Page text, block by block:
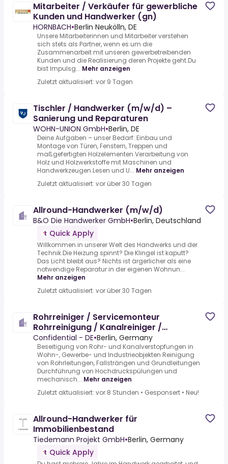
Mitarbeiter / Verkäufer für gewerbliche
Kunden und Handwerker (gn)
HORNBACH•Berlin Neukölln, DE
Unsere Mitarbeiterinnen und Mitarbeiter verstehen
sich stets als Partner, wenn es um die
Zusammenarbeit mit unseren gewerbetreibenden
Kunden und die Realisierung deren Projekte geht.Du
bist Impulsg... Mehr anzeigen
Zuletzt aktualisiert: vor 9 Tagen
Tischler / Handwerker (m/w/d) –
Sanierung und Reparaturen
WOHN-UNION GmbH•Berlin, DE
Deine Aufgaben – unser Bedarf:.Einbau und
Montage von Türen, Fenstern, Treppen und
maßgefertigten Holzelementen.Verarbeitung von
Holz und Holzwerkstoffe mit Maschinen und
Handwerkzeugen.Lesen und U... Mehr anzeigen
Zuletzt aktualisiert: vor über 30 Tagen
Allround-Handwerker (m/w/d)
B&O Die Handwerker GmbH•Berlin, Deutschland
Quick Apply
Willkommen in unserer Welt des Handwerks und der
Technik.Die Heizung spinnt? Die Klingel ist kaputt?
Das Licht bleibt aus? Nichts ist ärgerlicher als eine
notwendige Reparatur in der eigenen Wohnun...
Mehr anzeigen
Zuletzt aktualisiert: vor über 30 Tagen
Rohrreiniger / Servicemonteur
Rohrreinigung / Kanalreiniger /
Anlagenmechaniker SHK / Handwerker
(m/
Confidential - DE•Berlin, Germany
Beseitigung von Rohr- und Kanalverstopfungen in
Wohn-, Gewerbe- und Industrieobjekten Reinigung
von Rohrleitungen, Fallsträngen und Grundleitungen
Durchführung von Hochdruckspülungen und
mechanisch... Mehr anzeigen
Zuletzt aktualisiert: vor 8 Stunden • Gesponsert • Neu!
Allround-Handwerker für
Immobilienbestand
Tiedemann Projekt GmbH•Berlin, Germany
Quick Apply